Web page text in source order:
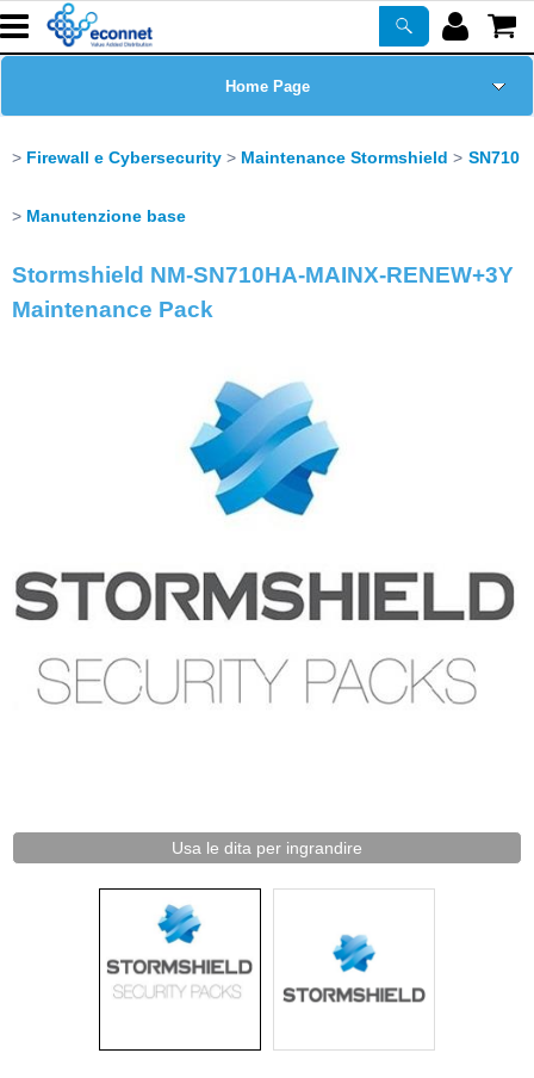
Home Page
Corsi
Certificazioni
Newsletter
Firewall e Cybersecurity Maintenance Stormshield SN710
Manutenzione base
Stormshield NM-SN710HA-MAINX-RENEW+3Y
Maintenance Pack
Usa le dita per ingrandire